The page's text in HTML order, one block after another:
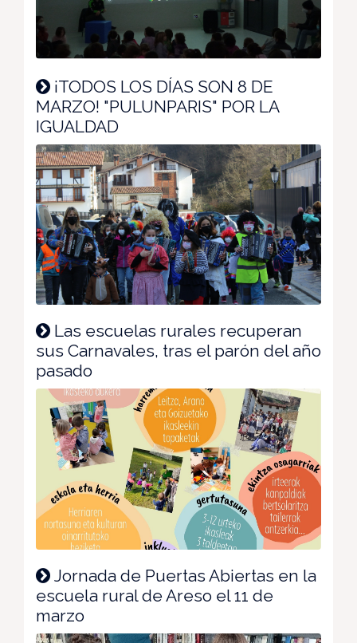
¡TODOS LOS DÍAS SON 8 DE
MARZO! "PULUNPARIS" POR LA
IGUALDAD
Las escuelas rurales recuperan
sus Carnavales, tras el parón del año
pasado
Jornada de Puertas Abiertas en la
escuela rural de Areso el 11 de
marzo